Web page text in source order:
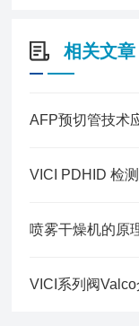
相关文章
AFP预切管技术
VICI PDHID 检
喷雾干燥机的原
VICI系列阀Valco